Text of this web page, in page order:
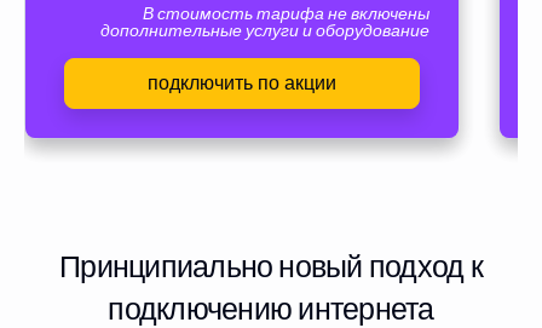
В стоимость тарифа не включены
дополнительные услуги и оборудование
подключить по акции
Принципиально новый подход к
подключению интернета